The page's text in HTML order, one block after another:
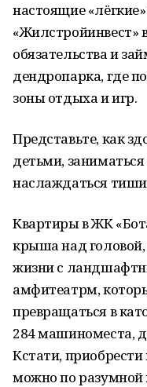
настоящие
«Жилстройинвест»
обязательства и
дендропарка, где
зоны отдыха и игр.
Представьте, как
детьми,
наслаждаться
Квартиры в ЖК
крыша над
жизни с
амфитеатрм,
превращаться в
284 машиноместа,
Кстати,
можно по разумной